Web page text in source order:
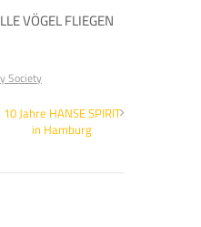
VÖGEL FLIEGEN
Society
10 Jahre HANSE SPIRIT
in Hamburg